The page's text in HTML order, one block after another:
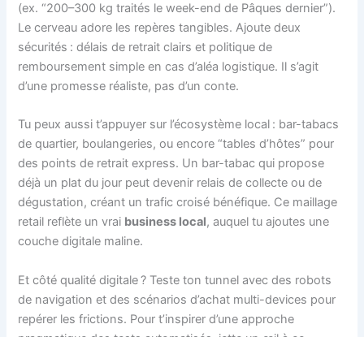
(ex. “200–300 kg traités le week-end de Pâques dernier”).
Le cerveau adore les repères tangibles. Ajoute deux
sécurités : délais de retrait clairs et politique de
remboursement simple en cas d’aléa logistique. Il s’agit
d’une promesse réaliste, pas d’un conte.
Tu peux aussi t’appuyer sur l’écosystème local : bar-tabacs
de quartier, boulangeries, ou encore “tables d’hôtes” pour
des points de retrait express. Un bar-tabac qui propose
déjà un plat du jour peut devenir relais de collecte ou de
dégustation, créant un trafic croisé bénéfique. Ce maillage
retail reflète un vrai business local, auquel tu ajoutes une
couche digitale maline.
Et côté qualité digitale ? Teste ton tunnel avec des robots
de navigation et des scénarios d’achat multi-devices pour
repérer les frictions. Pour t’inspirer d’une approche